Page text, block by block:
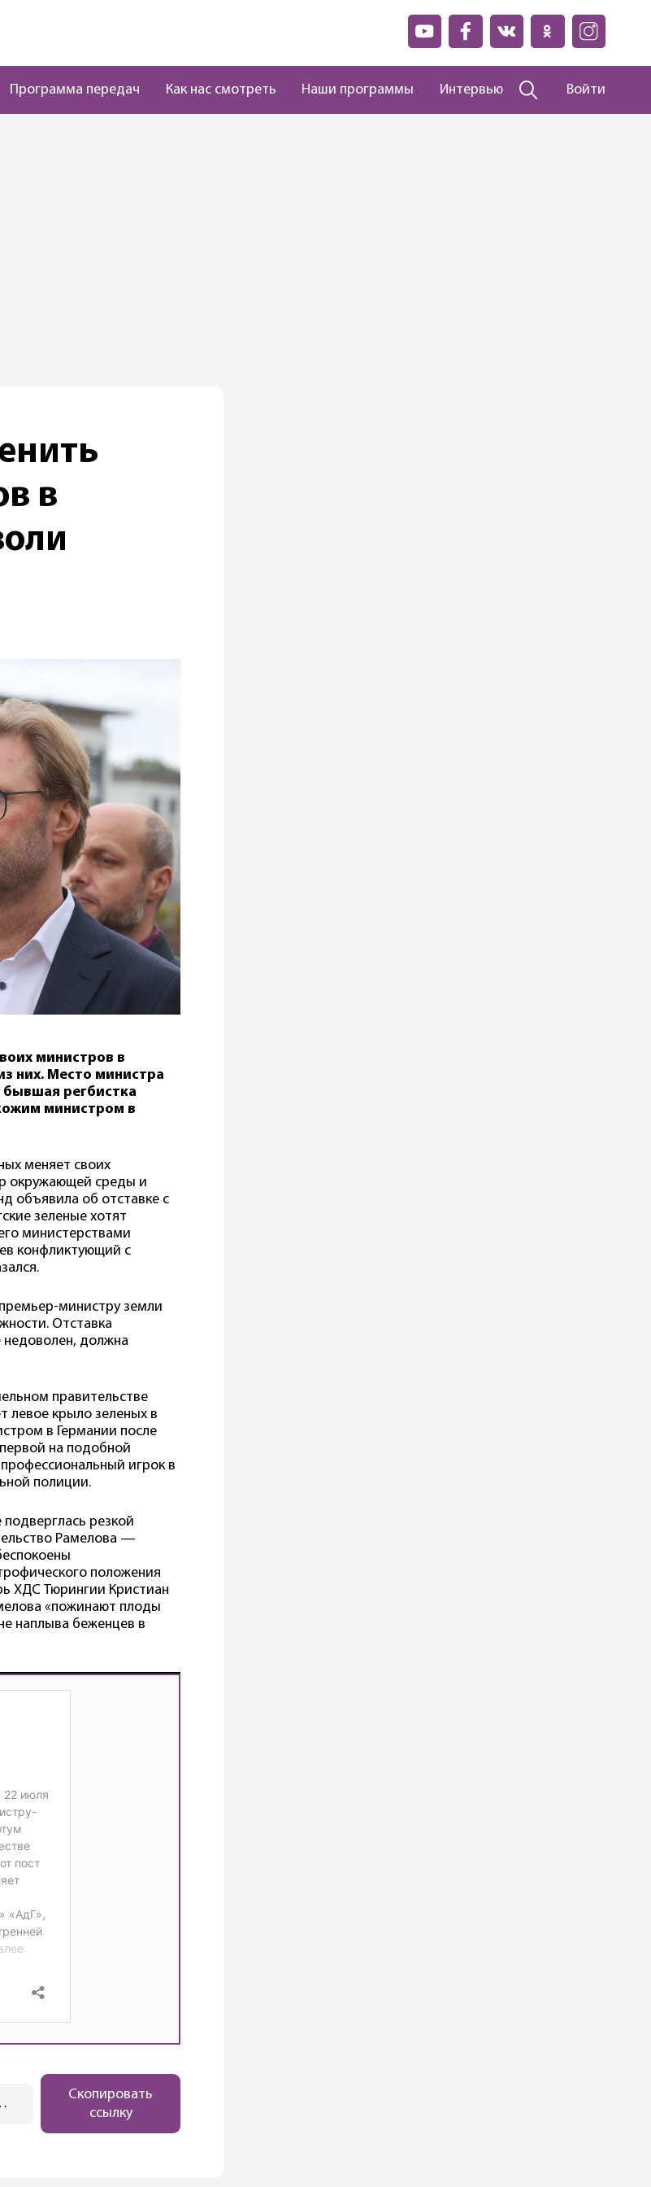
Программа передач Как нас смотреть Наши программы Интервью Войти
в
министров в
них. Место министра
регбистка
министром в
меняет своих
окружающей среды и
объявила об отставке с
зеленые хотят
министерствами
конфликтующий с
министру земли
Отставка
недоволен, должна
правительстве
левое крыло зеленых в
в Германии после
на подобной
игрок в
полиции.
резкой
Рамелова —
положения
ХДС Тюрингии Кристиан
«пожинают плоды
наплыва беженцев в
v-tjuringii-protiv-voli-odnogo-iz-nih/
Скопировать
ссылку